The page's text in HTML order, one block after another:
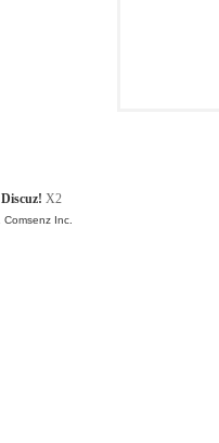
Discuz! X2
Comsenz Inc.